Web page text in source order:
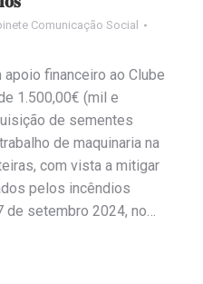
Comunicação Social
financeiro ao Clube
1.500,00€ (mil e
de sementes
de maquinaria na
com vista a mitigar
pelos incêndios
de setembro 2024, no…